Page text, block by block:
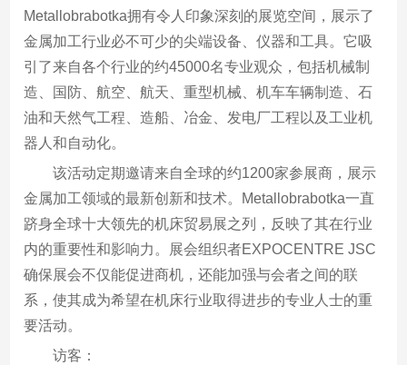
Metallobrabotka拥有令人印象深刻的展览空间，展示了
金属加工行业必不可少的尖端设备、仪器和工具。它吸
引了来自各个行业的约45000名专业观众，包括机械制
造、国防、航空、航天、重型机械、机车车辆制造、石
油和天然气工程、造船、冶金、发电厂工程以及工业机
器人和自动化。
该活动定期邀请来自全球的约1200家参展商，展示
金属加工领域的最新创新和技术。Metallobrabotka一直
跻身全球十大领先的机床贸易展之列，反映了其在行业
内的重要性和影响力。展会组织者EXPOCENTRE JSC
确保展会不仅能促进商机，还能加强与会者之间的联
系，使其成为希望在机床行业取得进步的专业人士的重
要活动。
访客：